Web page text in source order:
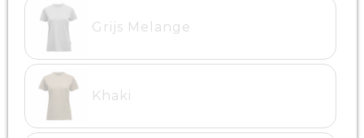
Grijs Melange
Khaki